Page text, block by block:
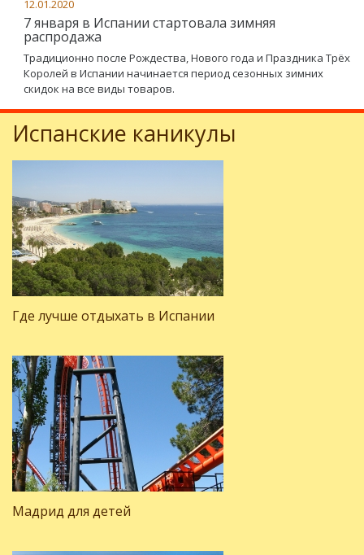
12.01.2020
7 января в Испании стартовала зимняя
распродажа
Традиционно после Рождества, Нового года и Праздника Трёх
Королей в Испании начинается период сезонных зимних
скидок на все виды товаров.
Испанские каникулы
Где лучше отдыхать в Испании
Мадрид для детей